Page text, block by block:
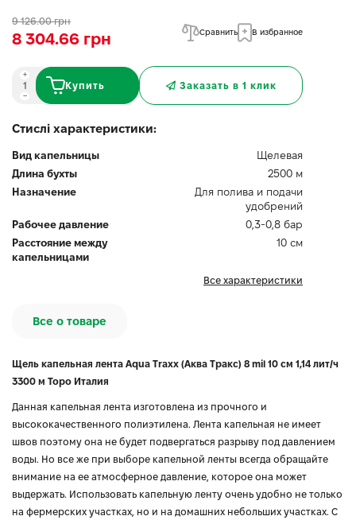
9 126.00 грн
8 304.66 грн Сравнить В избранное
Купить Заказать в 1 клик
Стислі характеристики:
Вид капельницы
Щелевая
Длина бухты
2500 м
Назначение
Для полива и подачи
удобрений
Рабочее давление
0,3-0,8 бар
Расстояние между
капельницами
10 см
Все характеристики
Все о товаре
Щель капельная лента Aqua Traxx (Аква Тракс) 8 mil 10 см 1,14 лит/ч
3300 м Торо Италия
Данная капельная лента изготовлена ​​из прочного и
высококачественного полиэтилена. Лента капельная не имеет
швов поэтому она не будет подвергаться разрыву под давлением
воды. Но все же при выборе капельной ленты всегда обращайте
внимание на ее атмосферное давление, которое она может
выдержать. Использовать капельную ленту очень удобно не только
на фермерских участках, но и на домашних небольших участках. С